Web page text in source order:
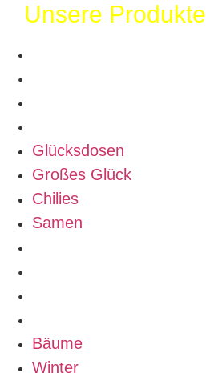
Unsere Produkte
Glücksdosen
Großes Glück
Chilies
Samen
Bäume
Winter